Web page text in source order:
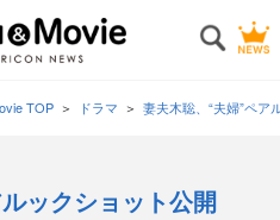
TOP ドラマ 妻夫木聡、“夫婦”ペ
ックショット公開